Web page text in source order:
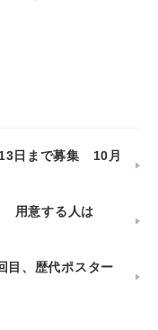
日まで募集 10月
用意する人は
、歴代ポスター